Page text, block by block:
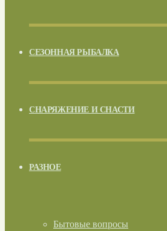
СЕЗОННАЯ РЫБАЛКА
СНАРЯЖЕНИЕ И СНАСТИ
РАЗНОЕ
Бытовые вопросы